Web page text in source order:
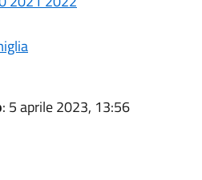
: 5 aprile 2023, 13:56